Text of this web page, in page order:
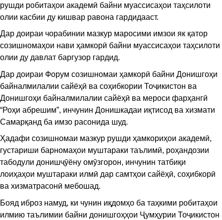
рушди робитаҳои академӣ байни муассисаҳои таҳсилоти
олии касбии ду кишвар равона гардидааст.
Дар доираи чорабинии мазкур маросими имзои як қатор
созишномаҳои нави ҳамкорӣ байни муассисаҳои таҳсилоти
олии ду давлат баргузор гардид.
Дар доираи Форум созишномаи ҳамкорӣ байни Донишгоҳи
байналмилалии сайёҳӣ ва соҳибкории Тоҷикистон ва
Донишгоҳи байналмилалии сайёҳӣ ва мероси фарҳангӣ
“Роҳи абрешим”, инчунин Донишкадаи иқтисод ва хизмати
Самарқанд ба имзо расонида шуд.
Ҳадафи созишномаи мазкур рушди ҳамкориҳои академӣ,
густариши барномаҳои муштараки таълимӣ, роҳандозии
табодули донишҷӯёну омӯзгорон, инчунин татбиқи
лоиҳаҳои муштараки илмӣ дар самтҳои сайёҳӣ, соҳибкорӣ
ва хизматрасонӣ мебошад.
Бояд иброз намуд, ки чунин иқдомҳо ба таҳкими робитаҳои
илмию таълимии байни донишгоҳҳои Ҷумҳурии Тоҷикистон